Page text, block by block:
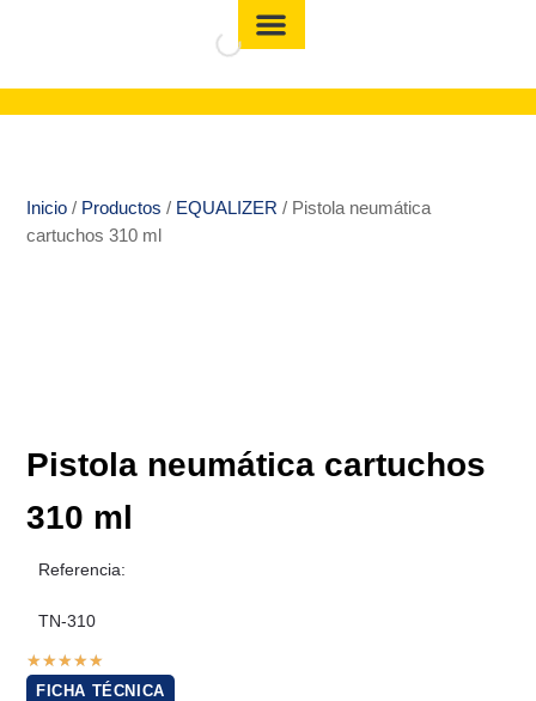
Inicio / Productos / EQUALIZER / Pistola neumática
cartuchos 310 ml
Pistola neumática cartuchos
310 ml
Referencia:
TN-310
★★★★★
FICHA TÉCNICA